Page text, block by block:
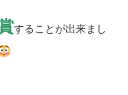
することが出来まし